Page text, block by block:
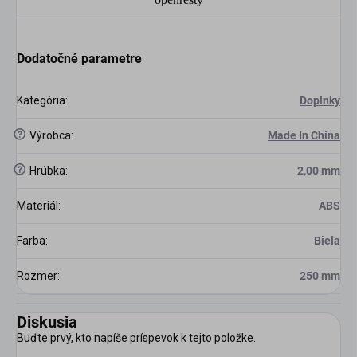
Dodatočné parametre
Kategória: Doplnky
? Výrobca: Made In China
? Hrúbka: 2,00 mm
Materiál : ABS
Farba: Biela
Rozmer: 250 mm
Diskusia
Buďte prvý, kto napíše príspevok k tejto položke.